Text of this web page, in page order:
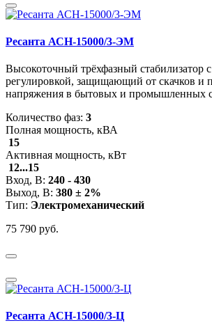
Ресанта АСН-15000/3-ЭМ
Высокоточный трёхфазный стабилизатор
регулировкой, защищающий от скачков и
напряжения в бытовых и промышленных
Количество фаз: 3
Полная мощность, кВА
15
Активная мощность, кВт
12...15
Вход, В: 240 - 430
Выход, В: 380 ± 2%
Тип: Электромеханический
75 790 руб.
Ресанта АСН-15000/3-Ц